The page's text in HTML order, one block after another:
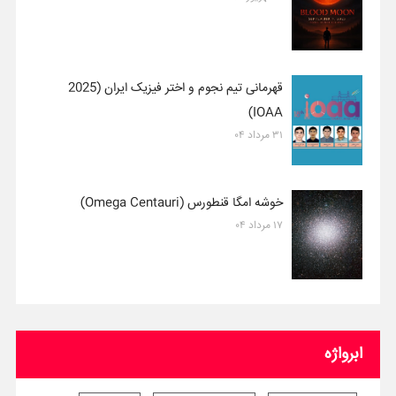
قهرمانی تیم نجوم و اختر فیزیک ایران (2025
IOAA)
۳۱ مرداد ۰۴
خوشه امگا قنطورس (Omega Centauri)
۱۷ مرداد ۰۴
ابرواژه